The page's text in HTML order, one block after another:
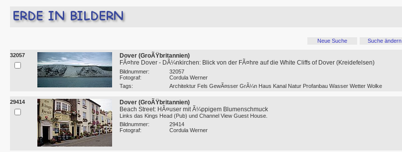
Neue Suche Suche ändern
32057
Dover (GroÃŸbritannien)
FÃ¤hre Dover - DÃ¼nkirchen: Blick von der FÃ¤hre auf die White Cliffs of Dover (Kreidefelsen)
Bildnummer:
32057
Fotograf:
Cordula Werner
Tags:
Architektur Fels GewÃ¤sser GrÃ¼n Haus Kanal Natur Profanbau Wasser Wetter Wolke
29414
Dover (GroÃŸbritannien)
Beach Street: HÃ¤user mit Ã¼ppigem Blumenschmuck
Links das Kings Head (Pub) und Channel View Guest House.
Bildnummer:
29414
Fotograf:
Cordula Werner